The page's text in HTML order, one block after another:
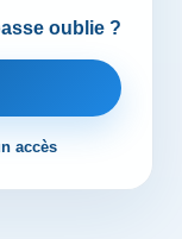
oublie ?
accès